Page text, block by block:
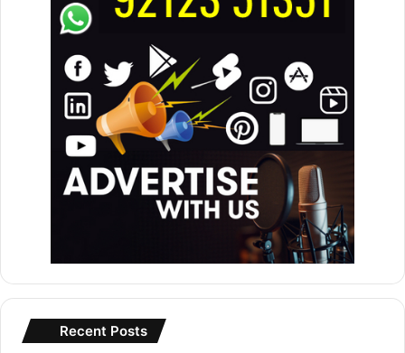
Recent Posts